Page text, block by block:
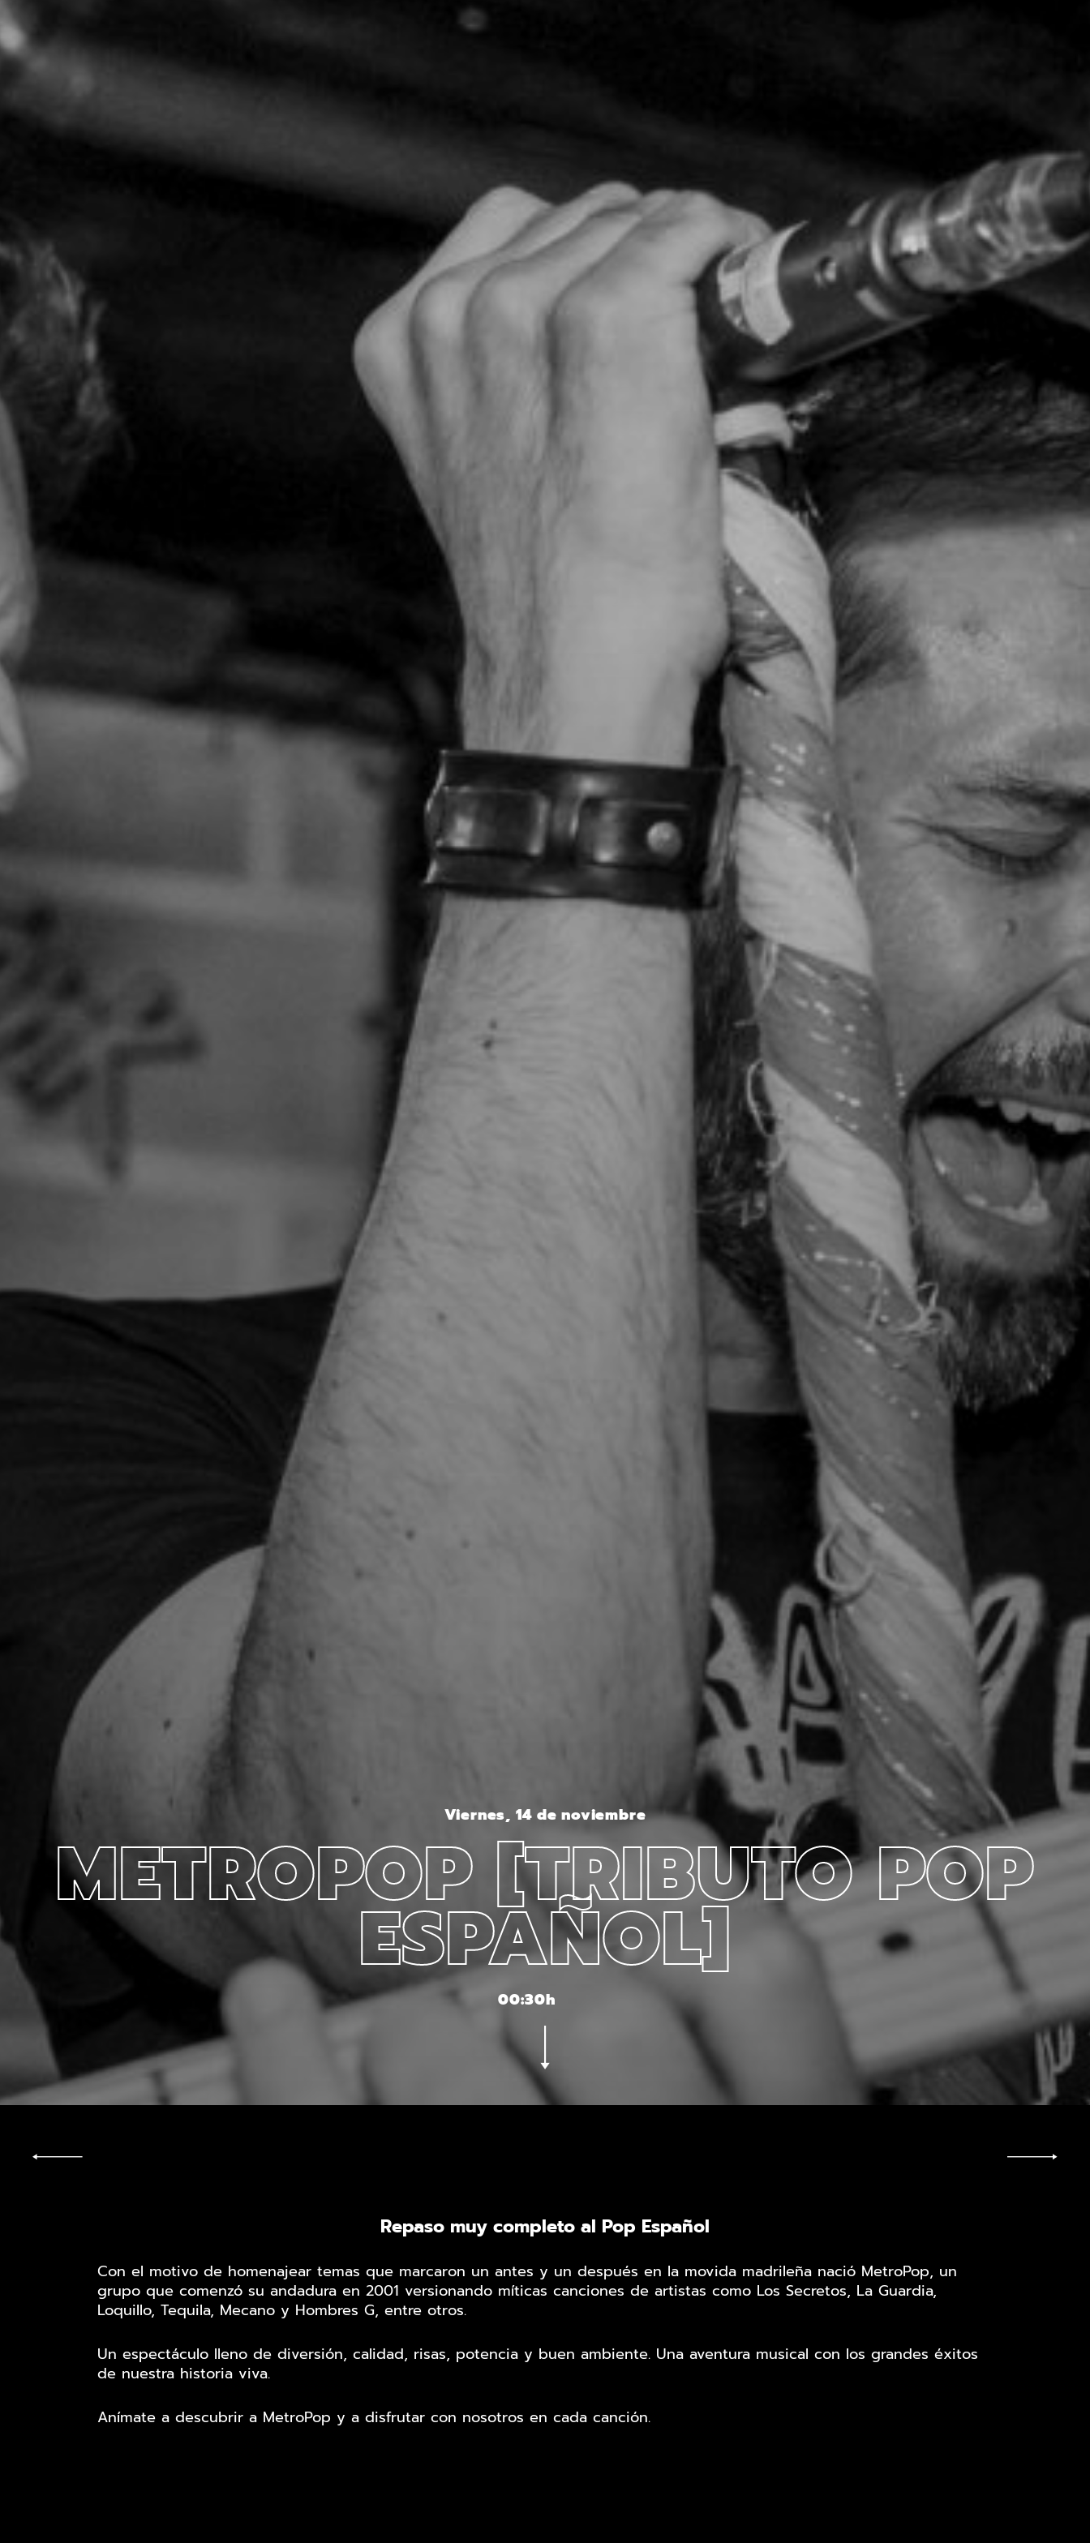
TOCA CON NOSOTROS
QUIÉNES SOMOS
GALERÍA DE IMÁGENES
CONTACTO
Viernes, 14 de noviembre
METROPOP [TRIBUTO POP
ESPAÑOL]
00:30h
Repaso muy completo al Pop Español
Con el motivo de homenajear temas que marcaron un antes y un después en la movida madrileña nació MetroPop, un
grupo que comenzó su andadura en 2001 versionando míticas canciones de artistas como ​Los Secretos, La Guardia,
Loquillo, Tequila, Mecano y Hombres G, entre otros.
Un espectáculo lleno de diversión, calidad, risas, potencia y buen ambiente. Una aventura musical con los grandes éxitos
de nuestra historia viva.
Anímate a descubrir a MetroPop y a disfrutar con nosotros en cada canción.